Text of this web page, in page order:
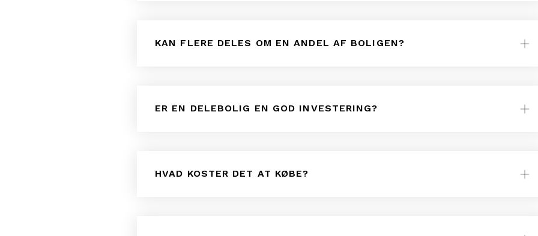
KAN FLERE DELES OM EN ANDEL AF BOLIGEN?
ER EN DELEBOLIG EN GOD INVESTERING?
HVAD KOSTER DET AT KØBE?